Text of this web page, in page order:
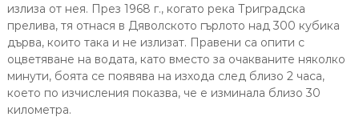
излиза от нея. През 1968 г., когато река Триградска
прелива, тя отнася в Дяволското гърлото над 300 кубика
дърва, които така и не излизат. Правени са опити с
оцветяване на водата, като вместо за очакваните няколко
минути, боята се появява на изхода след близо 2 часа,
което по изчисления показва, че е изминала близо 30
километра.